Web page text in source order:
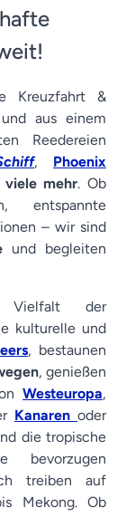
Kreuzfahrt &
und aus einem
Reedereien
, Phoenix
viele mehr. Ob
entspannte
– wir sind
und begleiten
der
kulturelle und
, bestaunen
, genießen
Westeuropa,
Kanaren oder
die tropische
bevorzugen
treiben auf
Mekong. Ob